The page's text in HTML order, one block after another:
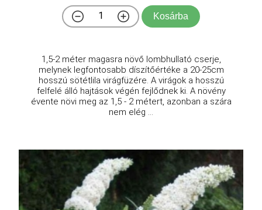
Kosárba
1,5-2 méter magasra növő lombhullató cserje,
melynek legfontosabb díszítőértéke a 20-25cm
hosszú sötétlila virágfüzére. A virágok a hosszú
felfelé álló hajtások végén fejlődnek ki. A növény
évente növi meg az 1,5 - 2 métert, azonban a szára
nem elég ...